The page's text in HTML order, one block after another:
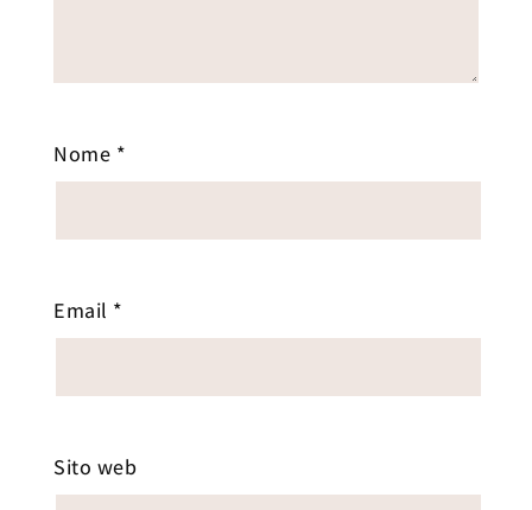
Nome *
Email *
Sito web